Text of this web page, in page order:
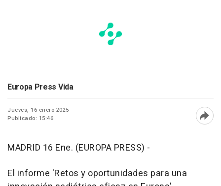
Europa Press Vida
Jueves, 16 enero 2025
Publicado: 15:46
MADRID 16 Ene. (EUROPA PRESS) -
El informe 'Retos y oportunidades para una